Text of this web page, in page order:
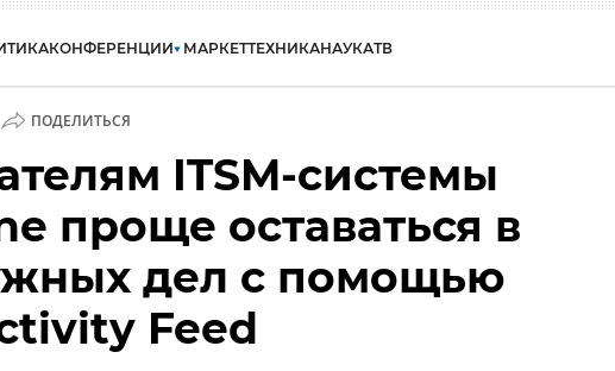
КОНФЕРЕНЦИИ МАРКЕТТЕХНИКАНАУКАТВ
ПОДЕЛИТЬСЯ
ITSM-системы
проще оставаться в
дел с помощью
Feed